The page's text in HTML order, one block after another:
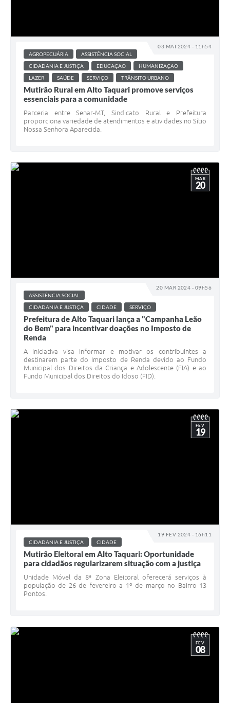
03 MAI 2024 - 11h54
AGROPECUÁRIA
ASSISTÊNCIA SOCIAL
CIDADANIA E JUSTIÇA
EDUCAÇÃO
HUMANIZAÇÃO
LAZER
SAÚDE SERVIÇO TRÂNSITO URBANO
Mutirão Rural em Alto Taquari promove serviços
essenciais para a comunidade
Parceria entre Senar-MT, Sindicato Rural e Prefeitura
proporciona variedade de atendimentos e atividades no Sítio
Nossa Senhora Aparecida.
20 MAR 2024 - 09h56
MAR
20
ASSISTÊNCIA SOCIAL
CIDADANIA E JUSTIÇA
CIDADE SERVIÇO
Prefeitura de Alto Taquari lança a "Campanha Leão
do Bem" para incentivar doações no Imposto de
Renda
A iniciativa visa informar e motivar os contribuintes a
destinarem parte do Imposto de Renda devido ao Fundo
Municipal dos Direitos da Criança e Adolescente (FIA) e ao
Fundo Municipal dos Direitos do Idoso (FID).
19 FEV 2024 - 16h11
FEV
19
CIDADANIA E JUSTIÇA CIDADE
Mutirão Eleitoral em Alto Taquari: Oportunidade
para cidadãos regularizarem situação com a justiça
Unidade Móvel da 8ª Zona Eleitoral oferecerá serviços à
população de 26 de fevereiro a 1º de março no Bairro 13
Pontos.
FEV
08